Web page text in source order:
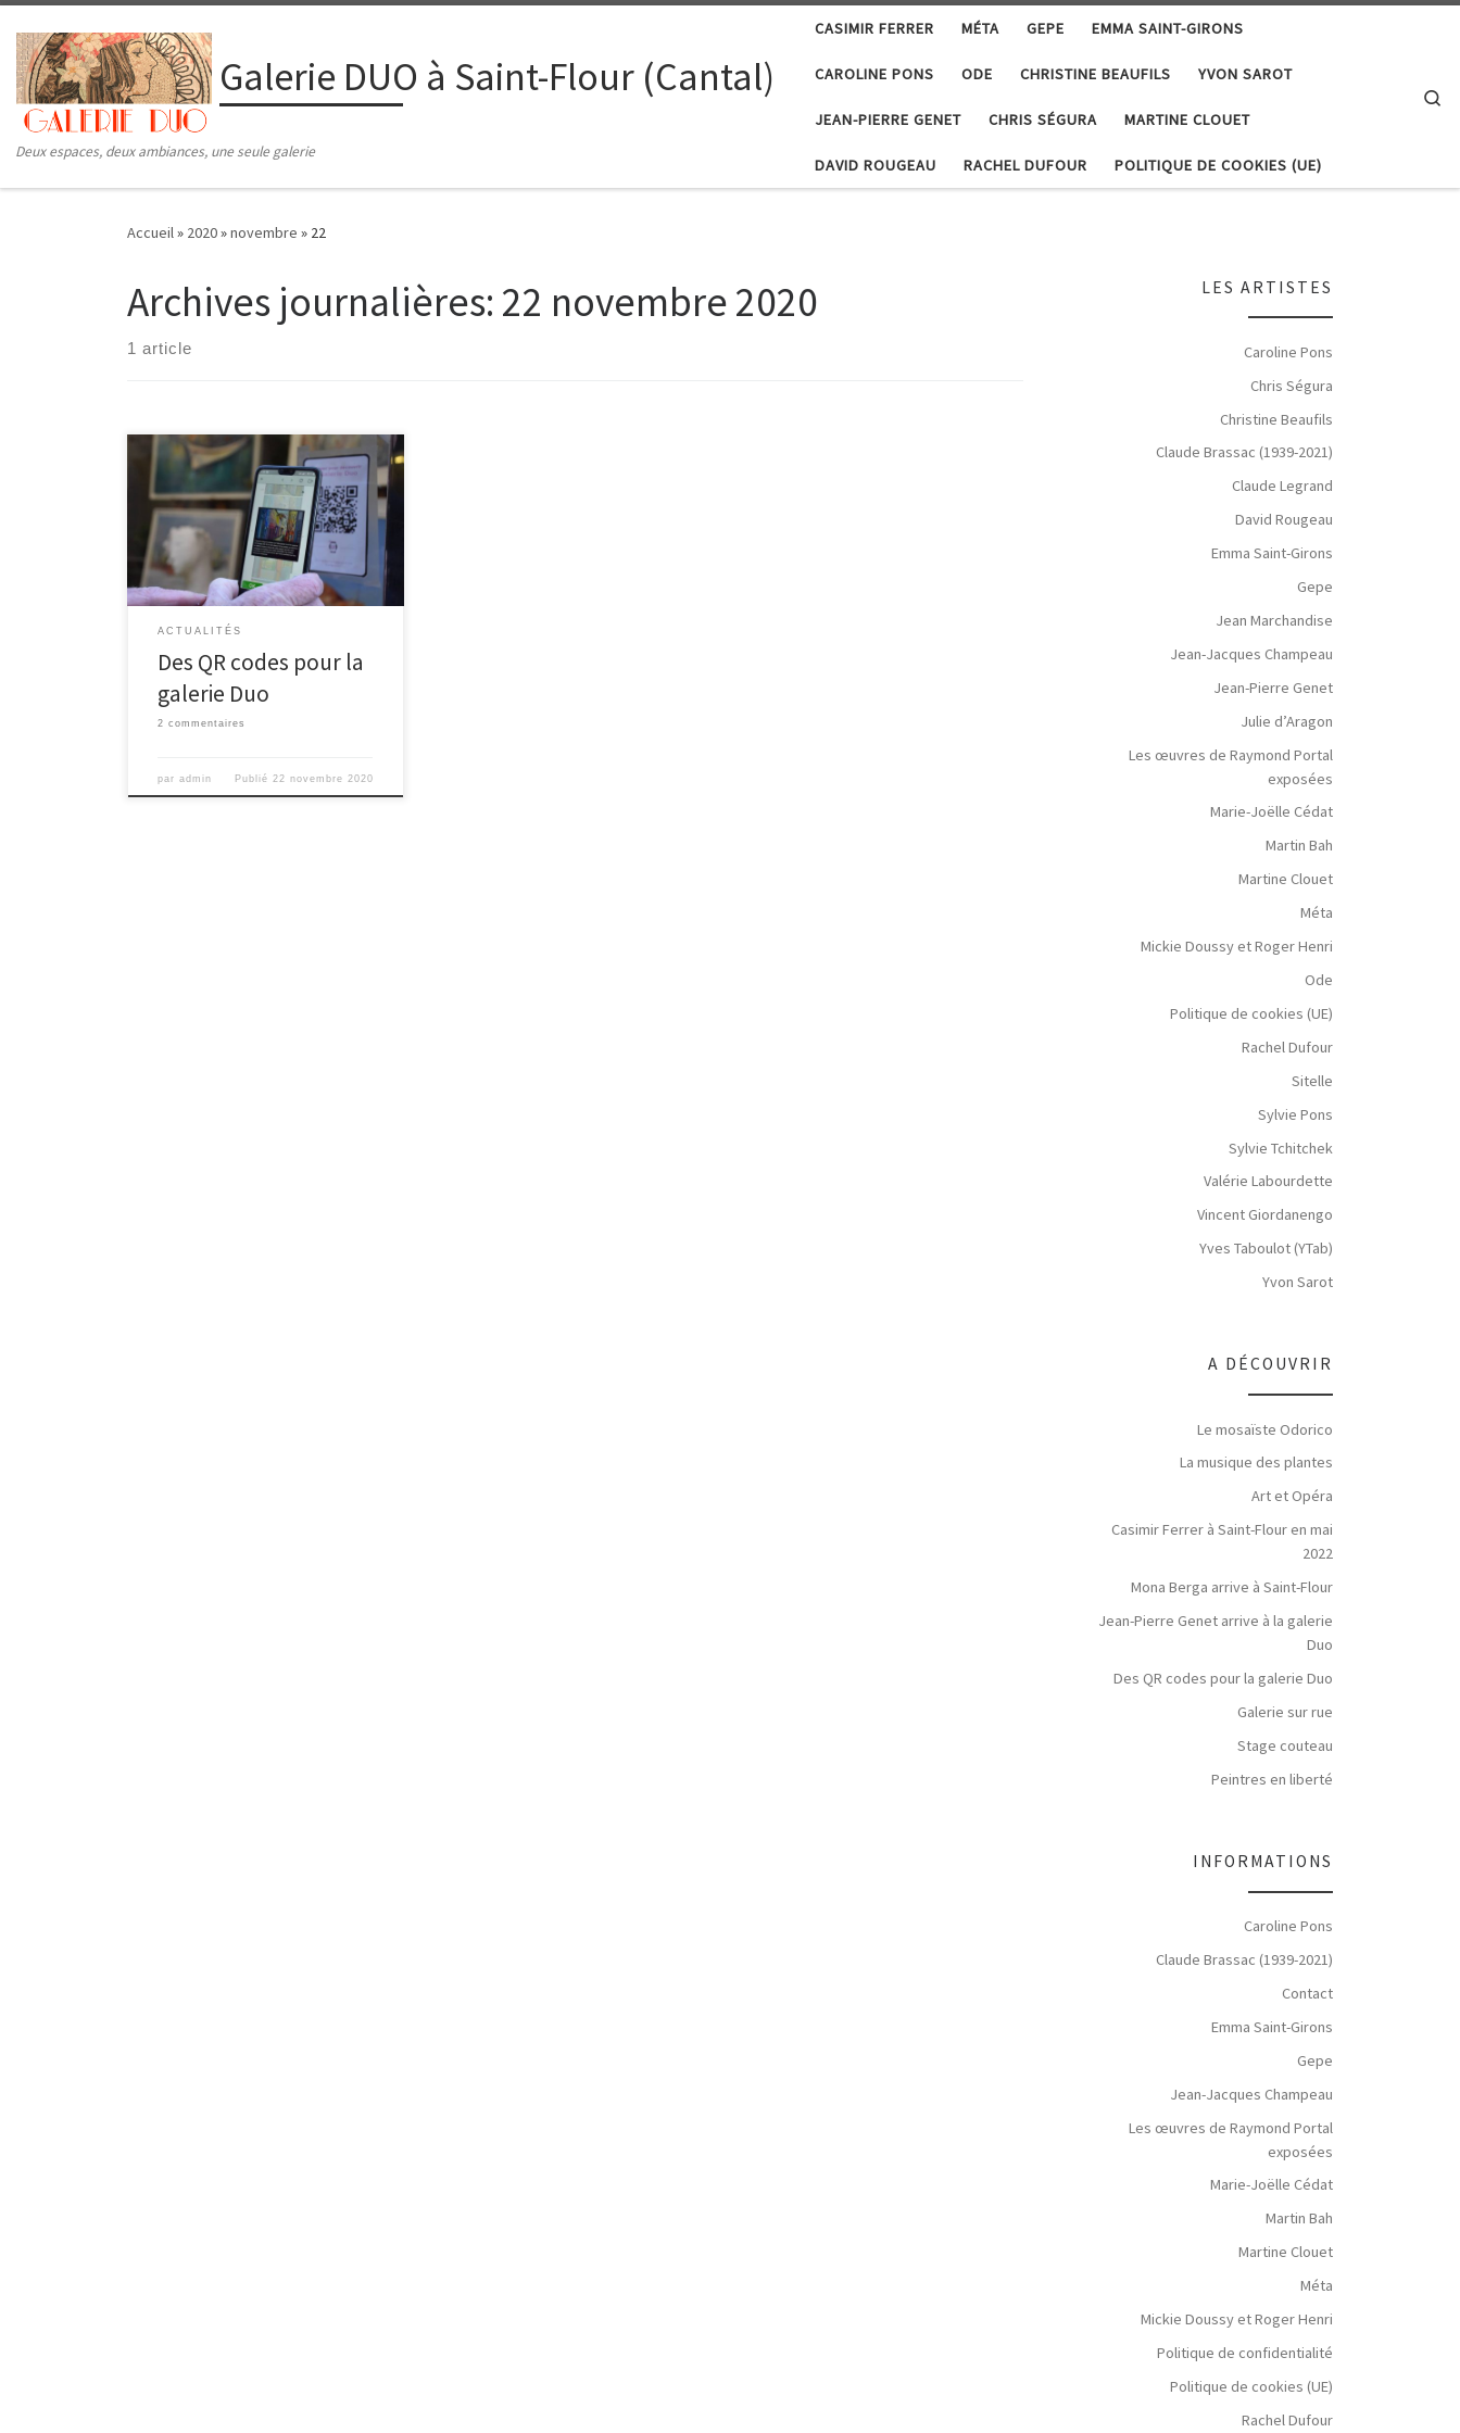
Passer au contenu
Galerie DUO à Saint-Flour (Cantal)
Deux espaces, deux ambiances, une seule galerie
CASIMIR FERRER MÉTA GEPE EMMA SAINT-GIRONS
CAROLINE PONS ODE CHRISTINE BEAUFILS YVON SAROT
JEAN-PIERRE GENET CHRIS SÉGURA MARTINE CLOUET
DAVID ROUGEAU RACHEL DUFOUR POLITIQUE DE COOKIES (UE)
Accueil » 2020»novembre » 22
Archives journalières: 22 novembre 2020
1 article
La Montagne du 22 novembre 2020
Des QR Code pour découvrir les
œuvres des artistes de la galerie Duo
à Saint-Flour (Cantal)Privé de
visiteurs, le galeriste sanflorain Jean-
Claude Castagna expose les oeuvres
de « ses » artistes permanents et
propose un QR code qui renvoie sur
[…]
ACTUALITÉS
Des QR codes pour la
galerie Duo
2 commentaires
paradmin Publié 22 novembre 2020
LES ARTISTES
Caroline Pons
Chris Ségura
Christine Beaufils
Claude Brassac (1939-2021)
Claude Legrand
David Rougeau
Emma Saint-Girons
Gepe
Jean Marchandise
Jean-Jacques Champeau
Jean-Pierre Genet
Julie d’Aragon
Les œuvres de Raymond Portal
exposées
Marie-Joëlle Cédat
Martin Bah
Martine Clouet
Méta
Mickie Doussy et Roger Henri
Ode
Politique de cookies (UE)
Rachel Dufour
Sitelle
Sylvie Pons
Sylvie Tchitchek
Valérie Labourdette
Vincent Giordanengo
Yves Taboulot (YTab)
Yvon Sarot
A DÉCOUVRIR
Le mosaïste Odorico
La musique des plantes
Art et Opéra
Casimir Ferrer à Saint-Flour en mai
2022
Mona Berga arrive à Saint-Flour
Jean-Pierre Genet arrive à la galerie
Duo
Des QR codes pour la galerie Duo
Galerie sur rue
Stage couteau
Peintres en liberté
INFORMATIONS
Caroline Pons
Claude Brassac (1939-2021)
Contact
Emma Saint-Girons
Gepe
Jean-Jacques Champeau
Les œuvres de Raymond Portal
exposées
Marie-Joëlle Cédat
Martin Bah
Martine Clouet
Méta
Mickie Doussy et Roger Henri
Politique de confidentialité
Politique de cookies (UE)
Rachel Dufour